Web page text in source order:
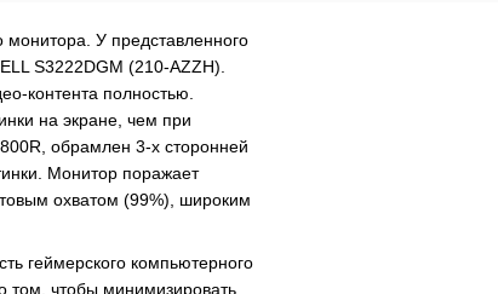
У представленного
S3222DGM (210-AZZH).
контента полностью.
на экране, чем при
обрамлен 3-х сторонней
Монитор поражает
охватом (99%), широким
геймерского компьютерного
том, чтобы минимизировать